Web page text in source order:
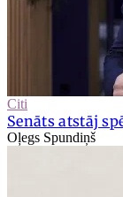
Citi
Senāts atstāj
Oļegs Spundiņš